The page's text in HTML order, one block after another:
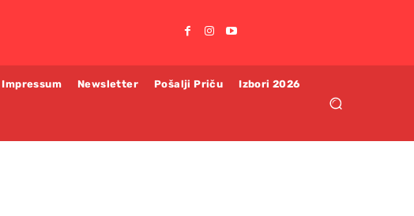
Impressum Newsletter Pošalji Priču Izbori 2026